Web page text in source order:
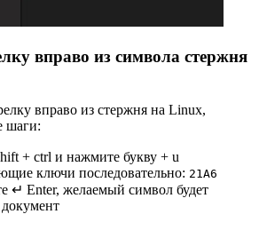
вправо из символа стержня
вправо из стержня на Linux,
шаги:
+ ctrl и нажмите букву + u
ключи последовательно: 21A6
↵ Enter, желаемый символ будет